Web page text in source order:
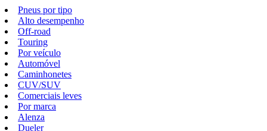
Pneus por tipo
Alto desempenho
Off-road
Touring
Por veículo
Automóvel
Caminhonetes
CUV/SUV
Comerciais leves
Por marca
Alenza
Dueler